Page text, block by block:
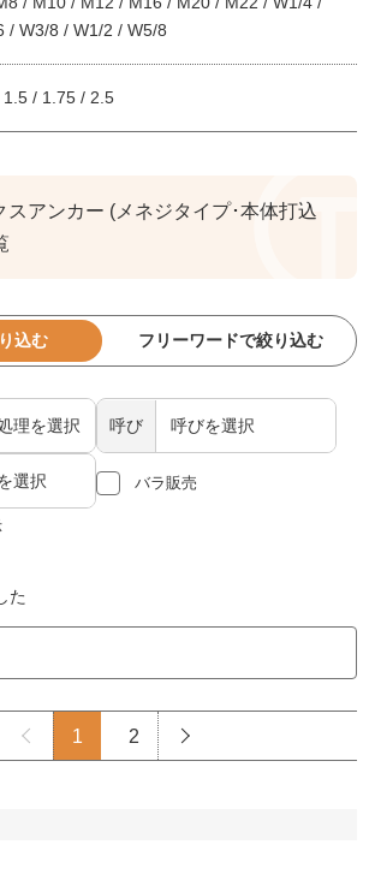
/ W3/8 / W1/2 / W5/8
1.5 / 1.75 / 2.5
スアンカー (メネジタイプ･本体打込
込む フリーワードで絞り込む
呼び
バラ販売
た
1 2